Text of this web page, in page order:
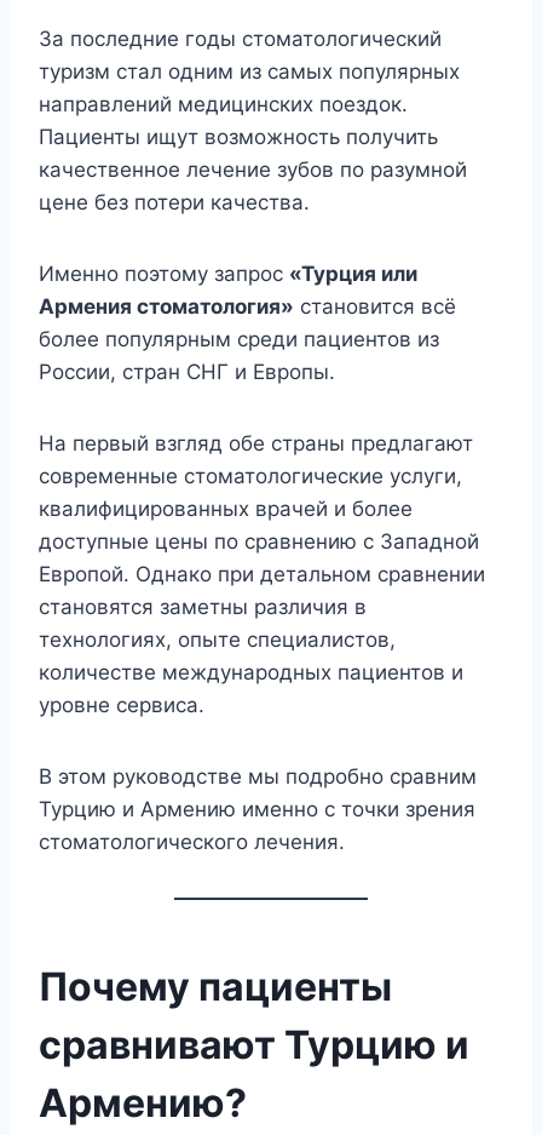
За последние годы стоматологический
туризм стал одним из самых популярных
направлений медицинских поездок.
Пациенты ищут возможность получить
качественное лечение зубов по разумной
цене без потери качества.
Именно поэтому запрос «Турция или
Армения стоматология» становится всё
более популярным среди пациентов из
России, стран СНГ и Европы.
На первый взгляд обе страны предлагают
современные стоматологические услуги,
квалифицированных врачей и более
доступные цены по сравнению с Западной
Европой. Однако при детальном сравнении
становятся заметны различия в
технологиях, опыте специалистов,
количестве международных пациентов и
уровне сервиса.
В этом руководстве мы подробно сравним
Турцию и Армению именно с точки зрения
стоматологического лечения.
Почему пациенты
сравнивают Турцию и
Армению?